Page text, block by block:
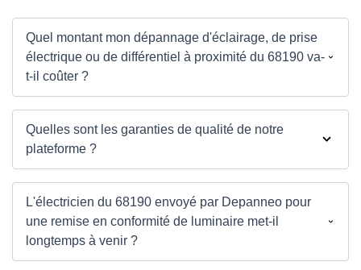
Quel montant mon dépannage d'éclairage, de prise
électrique ou de différentiel à proximité du 68190 va-
t-il coûter ?
Quelles sont les garanties de qualité de notre
plateforme ?
L'électricien du 68190 envoyé par Depanneo pour
une remise en conformité de luminaire met-il
longtemps à venir ?